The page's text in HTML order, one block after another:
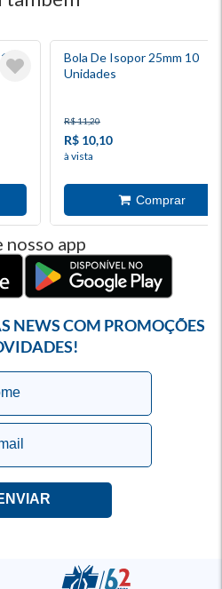
Bola De Isopor 25mm 10
Unidades
R$ 11,20
R$ 10,10
à vista
nosso app
NEWS COM PROMOÇÕES